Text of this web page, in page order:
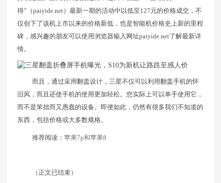
得”（paiyide.net）最新一期的活动中以低至127元的价格成交，不
仅创下了该机上市以来的价格新低，也是智能机价格史上新的里程
碑，感兴趣的朋友可以使用浏览器输入网址paiyide.net了解最新详
情。
而且，通过采用翻盖设计，三星不仅可以利用翻盖手机的怀
旧风，而且还使手机的使用更加轻松。您实际上可以单手使用它，
而不是笨拙而又愚蠢的设备。即便如此，仍然有很多我们不知道的
东西，包括价格或大多数规格。
推荐阅读： 苹果7p和苹果8
（正文已结束）